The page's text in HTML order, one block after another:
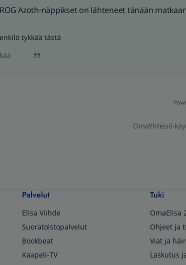
Azoth-näppikset on lähteneet tänään
tykkää tästä
OmaYhteisö-
Palvelut
Elisa Viihde
Suoratoistopalvelut
Bookbeat
Kaapeli-TV
Tuki
OmaElisa
Ohjeet ja
Viat ja
Laskutus